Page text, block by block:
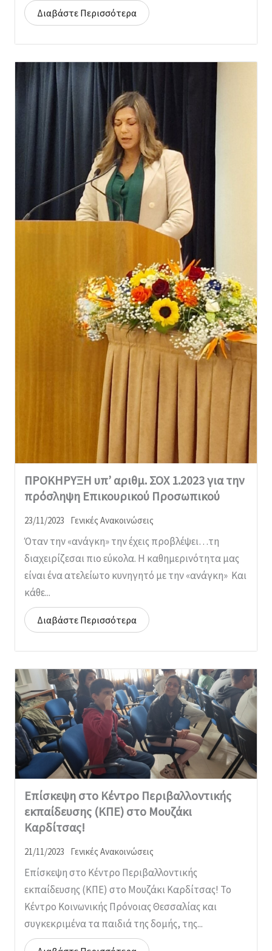
ΠΡΟΚΗΡΥΞΗ υπ’ αριθμ. ΣΟΧ 1.2023 για την
πρόσληψη Επικουρικού Προσωπικού
23/11/2023 Γενικές Ανακοινώσεις
Όταν την «ανάγκη» την έχεις προβλέψει…τη
διαχειρίζεσαι πιο εύκολα. Η καθημερινότητα μας
είναι ένα ατελείωτο κυνηγητό με την «ανάγκη» Και
κάθε...
Επίσκεψη στο Κέντρο Περιβαλλοντικής
εκπαίδευσης (ΚΠΕ) στο Μουζάκι
Καρδίτσας!
21/11/2023 Γενικές Ανακοινώσεις
Επίσκεψη στο Κέντρο Περιβαλλοντικής
εκπαίδευσης (ΚΠΕ) στο Μουζάκι Καρδίτσας! Το
Κέντρο Κοινωνικής Πρόνοιας Θεσσαλίας και
συγκεκριμένα τα παιδιά της δομής, της...